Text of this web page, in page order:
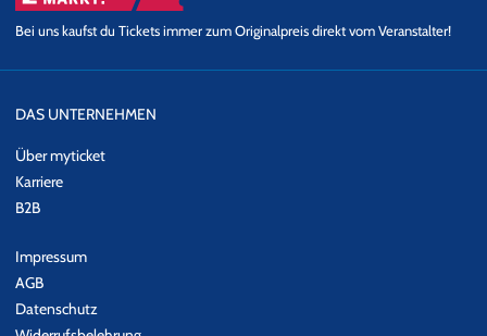
Bei uns kaufst du Tickets immer zum Originalpreis direkt vom Veranstalter!
DAS UNTERNEHMEN
Über myticket
Karriere
B2B
Impressum
AGB
Datenschutz